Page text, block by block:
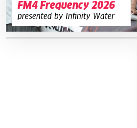
FM4 Frequency 2026
presented by Infinity Water